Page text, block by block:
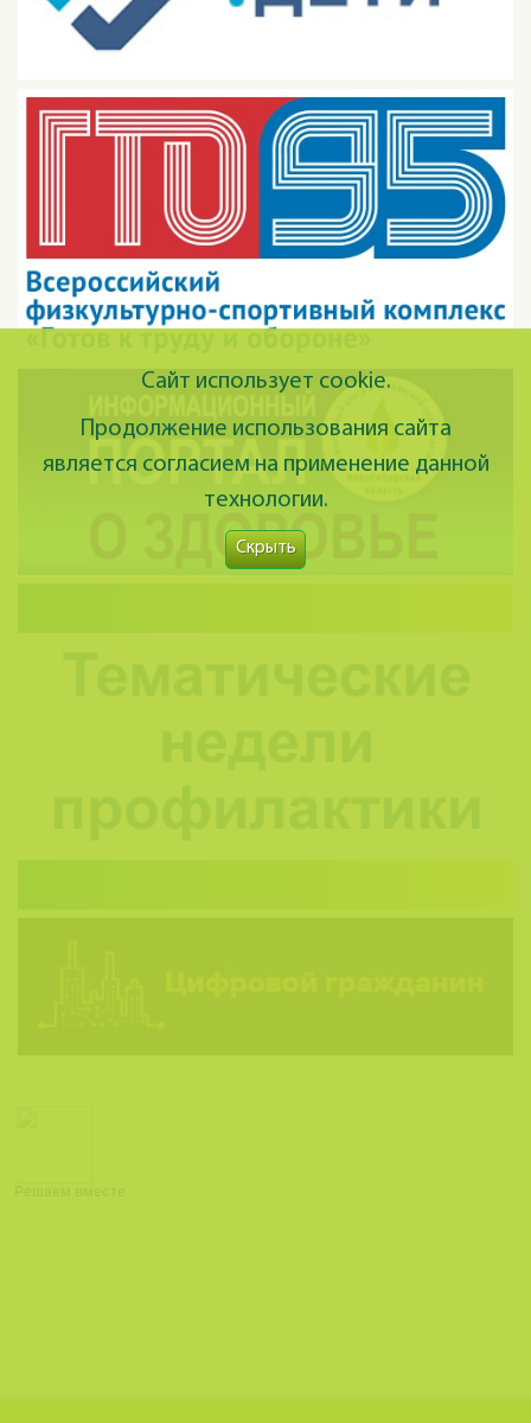
Сайт использует cookie.
Продолжение использования сайта
является согласием на применение данной
технологии.
Скрыть